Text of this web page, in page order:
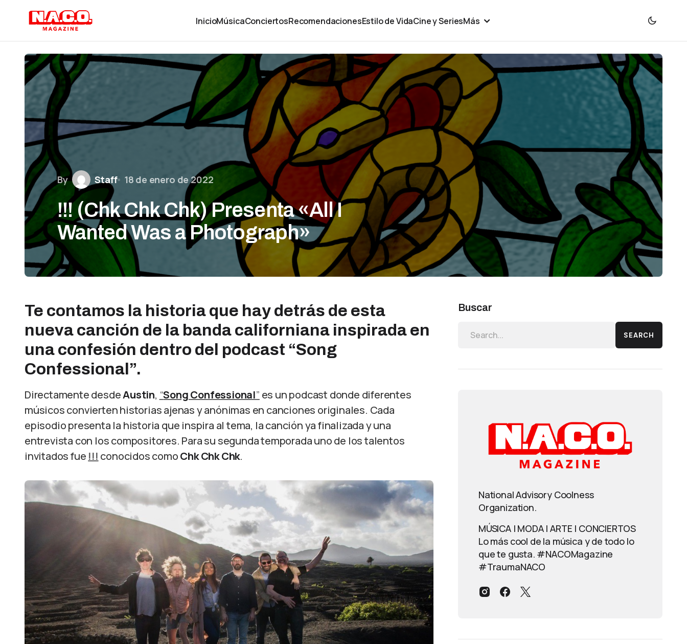
InicioMúsicaConciertosRecomendacionesEstilo de VidaCine y SeriesMás
By Staff 18 de enero de 2022
!!! (Chk Chk Chk) Presenta «All I
Wanted Was a Photograph»
Te contamos la historia que hay detrás de esta
nueva canción de la banda californiana inspirada en
una confesión dentro del podcast “Song
Confessional”.
Directamente desdeAustin, “Song Confessional” es un podcast donde diferentes
músicos convierten historias ajenas y anónimas en canciones originales. Cada
episodio presenta la historia que inspira al tema, la canción ya finalizada y una
entrevista con los compositores. Para su segunda temporada uno de los talentos
invitados fue !!! conocidos comoChk Chk Chk.
Buscar
SEARCH
National Advisory Coolness
Organization.
MÚSICA | MODA | ARTE | CONCIERTOS
Lo más cool de la música y de todo lo
que te gusta. #NACOMagazine
#TraumaNACO